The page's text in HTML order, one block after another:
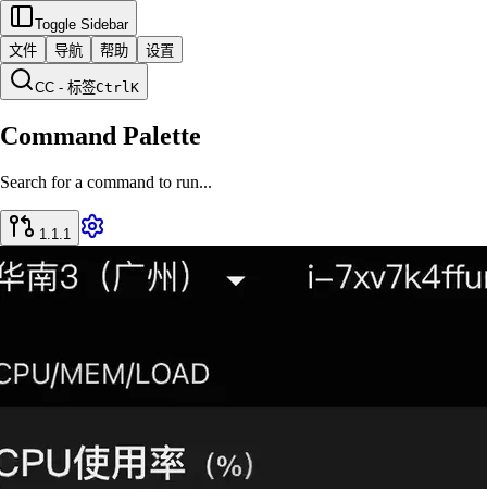
Toggle Sidebar
文件
导航 帮助 设置
CC - 标签CtrlK
Command Palette
Search for a command to run...
1.1.1